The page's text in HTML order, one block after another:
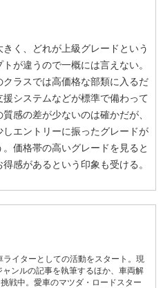
く、どれが上級グレードという
が違うので一概には言えない。
ラスでは高価格な部類に入るだ
システムなどが標準で備わって
感の差が少ないのは確かだが、
エントリーに振ったグレードが
価格帯の高いグレードを見ると
感があるという印象も受ける。
イターとしての活動をスタート。現
ンルの記事を執筆するほか、車両解
戦中。愛車のマツダ・ロードスター